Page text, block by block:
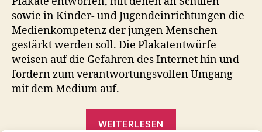
sowie in Kinder- und Jugendeinrichtungen die
Medienkompetenz der jungen Menschen
gestärkt werden soll. Die Plakatentwürfe
weisen auf die Gefahren des Internet hin und
fordern zum verantwortungsvollen Umgang
mit dem Medium auf.
WEITERLESEN